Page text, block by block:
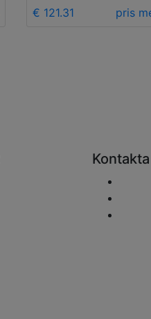
€ 121.31 pris